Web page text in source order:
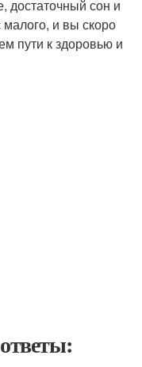
достаточный сон и
и вы скоро
пути к здоровью и